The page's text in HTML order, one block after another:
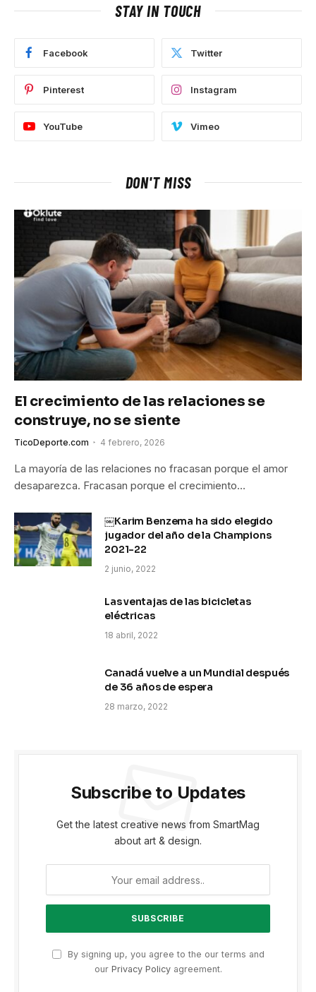
STAY IN TOUCH
Facebook Twitter
Pinterest Instagram
YouTube Vimeo
DON'T MISS
El crecimiento de las relaciones se
construye, no se siente
TicoDeporte.com 4 febrero, 2026
La mayoría de las relaciones no fracasan porque el amor
desaparezca. Fracasan porque el crecimiento…
￼Karim Benzema ha sido elegido
jugador del año de la Champions
2021-22
2 junio, 2022
Las ventajas de las bicicletas
eléctricas
18 abril, 2022
Canadá vuelve a un Mundial después
de 36 años de espera
28 marzo, 2022
Subscribe to Updates
Get the latest creative news from SmartMag
about art & design.
By signing up, you agree to the our terms and
our Privacy Policyagreement.